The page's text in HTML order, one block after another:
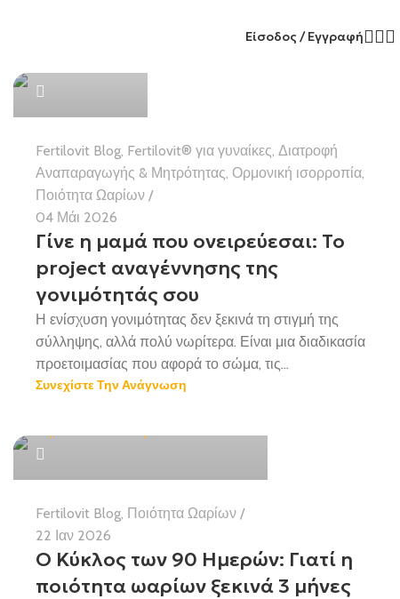
Είσοδος / Εγγραφή
Fertilovit Blog, Fertilovit® για γυναίκες,Διατροφή
Αναπαραγωγής & Μητρότητας, Ορμονική ισορροπία,
Ποιότητα Ωαρίων
04 Μάι 2026
Γίνε η μαμά που ονειρεύεσαι: Το
project αναγέννησης της
γονιμότητάς σου
Η ενίσχυση γονιμότητας δεν ξεκινά τη στιγμή της
σύλληψης, αλλά πολύ νωρίτερα. Είναι μια διαδικασία
προετοιμασίας που αφορά το σώμα, τις...
Συνεχίστε Την Ανάγνωση
Fertilovit Blog, Ποιότητα Ωαρίων
22 Ιαν 2026
Ο Κύκλος των 90 Ημερών: Γιατί η
ποιότητα ωαρίων ξεκινά 3 μήνες